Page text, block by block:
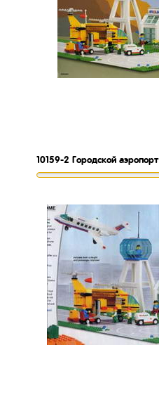
10159-2 Городской аэропорт